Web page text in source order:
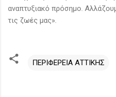
αναπτυξιακό πρόσημο.
τις ζωές μας».
ΠΕΡΙΦΕΡΕΙΑ ΑΤΤΙΚΗΣ